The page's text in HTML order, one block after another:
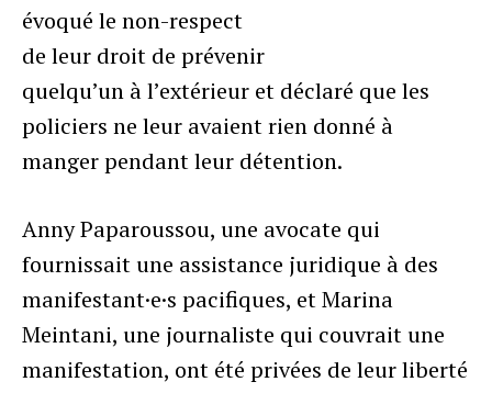
évoqué le non-respect
de leur droit de prévenir
quelqu’un à l’extérieur et déclaré que les
policiers ne leur avaient rien donné à
manger pendant leur détention.
Anny Paparoussou, une avocate qui
fournissait une assistance juridique à des
manifestant·e·s pacifiques, et Marina
Meintani, une journaliste qui couvrait une
manifestation, ont été privées de leur liberté